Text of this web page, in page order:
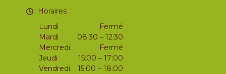
Horaires
Lundi
Mardi
Mercredi
Jeudi
Vendredi
Fermé
08:30 – 12:30
Fermé
15:00 – 17:00
15:00 – 18:00